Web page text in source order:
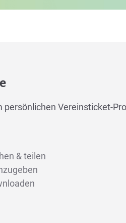
persönlichen Vereinsticket-
& teilen